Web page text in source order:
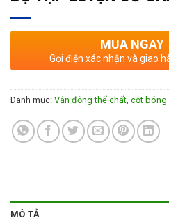
MUA NGAY
Gọi điện xác nhận và giao
Danh mục: Vận động thể chất, cột bóng
MÔ TẢ